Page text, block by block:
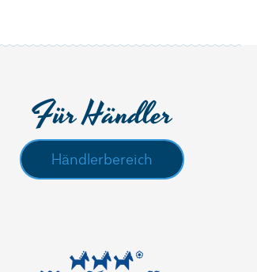
Für Händler
Händlerbereich